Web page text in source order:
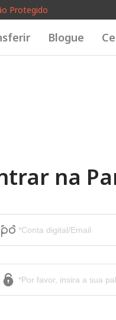
Protegido
Blogue
na